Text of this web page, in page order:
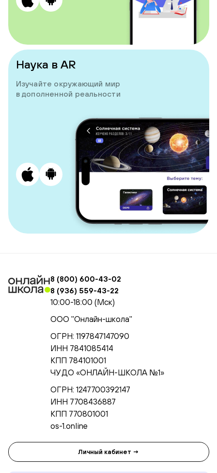
Наука в AR
Изучайте окружающий мир
в дополненной реальности
8 (800) 600-43-02
8 (936) 559-43-22
10:00-18:00 (Мск)
ООО "Онлайн-школа"
ОГРН: 1197847147090
ИНН 7841085414
КПП 784101001
ЧУ ДО «ОНЛАЙН-ШКОЛА №1»
ОГРН: 1247700392147
ИНН 7708436887
КПП 770801001
os-1.online
Личный кабинет →